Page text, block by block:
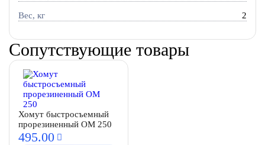
Вес, кг 2
Сопутствующие товары
Хомут быстросъемный
прорезиненный OM 250
495.00